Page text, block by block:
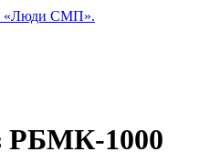
и «Люди СМП».
РБМК-1000